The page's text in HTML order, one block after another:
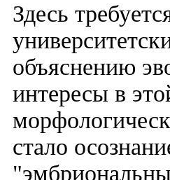
Здесь
объяснению
интересы в
стало